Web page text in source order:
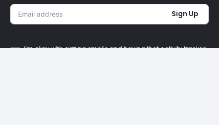
Sign Up
I’m okay with getting emails and having that activity tracked